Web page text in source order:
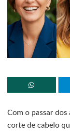
Com o passar
corte de cabelo